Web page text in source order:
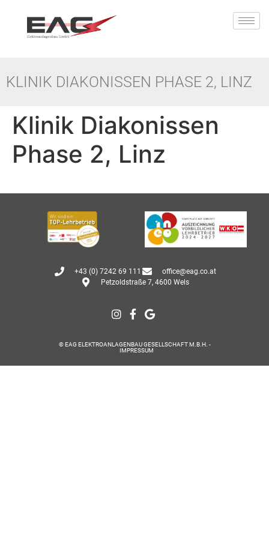
KLINIK DIAKONISSEN PHASE 2, LINZ
Klinik Diakonissen
Phase 2, Linz
+43 (0) 7242 69 111
office@eag.co.at
Petzoldstraße 7, 4600 Wels
© EAG ELEKTROANLAGENBAU GESELLSCHAFT M.B.H. -
IMPRESSUM